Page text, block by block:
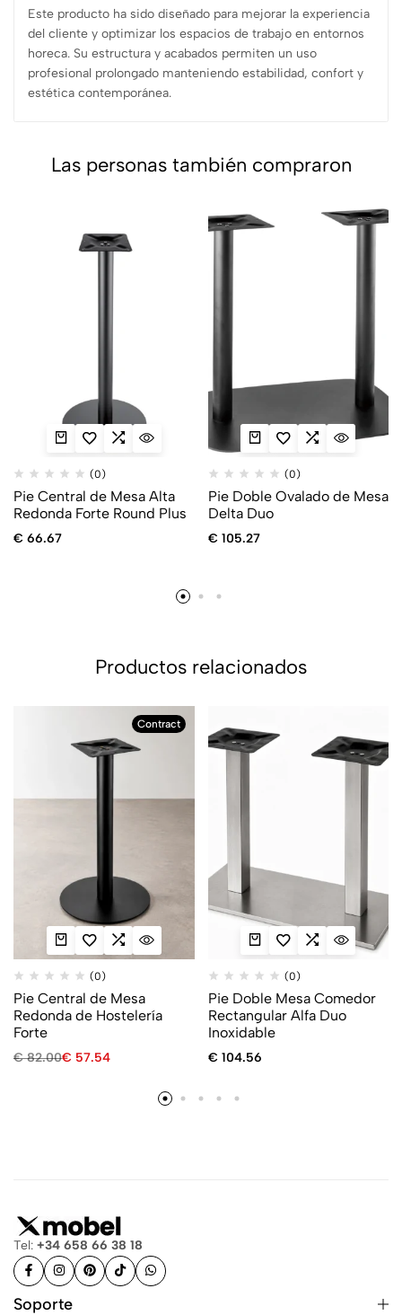
Este producto ha sido diseñado para mejorar la experiencia
del cliente y optimizar los espacios de trabajo en entornos
horeca. Su estructura y acabados permiten un uso
profesional prolongado manteniendo estabilidad, confort y
estética contemporánea.
Las personas también compraron
(0)
Pie Central de Mesa Alta
Redonda Forte Round Plus
€ 66.67
(0)
Pie Doble Ovalado de Mesa
Delta Duo
€ 105.27
Productos relacionados
Contract
(0)
Pie Central de Mesa
Redonda de Hostelería
Forte
€82.00€ 57.54
(0)
Pie Doble Mesa Comedor
Rectangular Alfa Duo
Inoxidable
€ 104.56
Tel: +34 658 66 38 18
Soporte